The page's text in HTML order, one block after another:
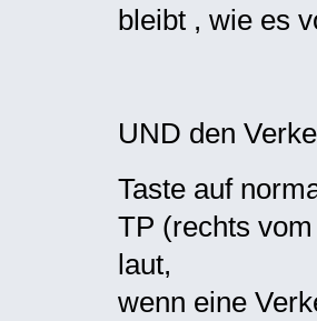
bleibt , wie es
UND den
Taste auf
TP (rechts
laut,
wenn eine